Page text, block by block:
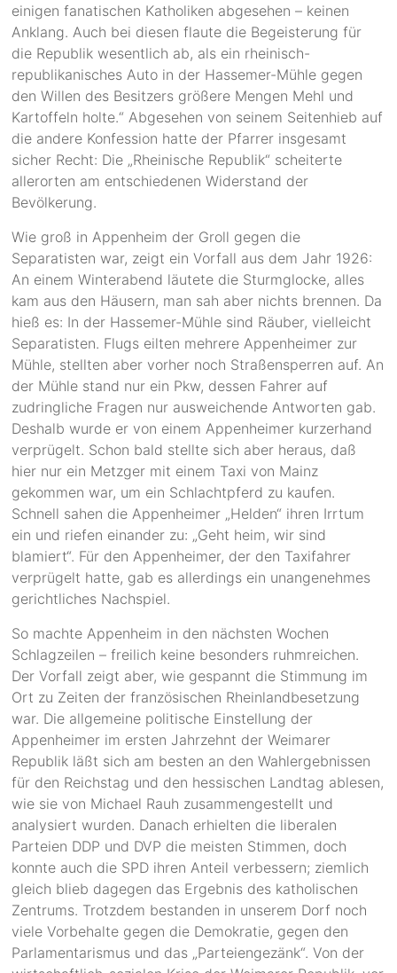
einigen fanatischen Katholiken abgesehen – keinen
Anklang. Auch bei diesen flaute die Begeisterung für
die Republik wesentlich ab, als ein rheinisch-
republikanisches Auto in der Hassemer-Mühle gegen
den Willen des Besitzers größere Mengen Mehl und
Kartoffeln holte.“ Abgesehen von seinem Seitenhieb auf
die andere Konfession hatte der Pfarrer insgesamt
sicher Recht: Die „Rheinische Republik“ scheiterte
allerorten am entschiedenen Widerstand der
Bevölkerung.
Wie groß in Appenheim der Groll gegen die
Separatisten war, zeigt ein Vorfall aus dem Jahr 1926:
An einem Winterabend läutete die Sturmglocke, alles
kam aus den Häusern, man sah aber nichts brennen. Da
hieß es: In der Hassemer-Mühle sind Räuber, vielleicht
Separatisten. Flugs eilten mehrere Appenheimer zur
Mühle, stellten aber vorher noch Straßensperren auf. An
der Mühle stand nur ein Pkw, dessen Fahrer auf
zudringliche Fragen nur ausweichende Antworten gab.
Deshalb wurde er von einem Appenheimer kurzerhand
verprügelt. Schon bald stellte sich aber heraus, daß
hier nur ein Metzger mit einem Taxi von Mainz
gekommen war, um ein Schlachtpferd zu kaufen.
Schnell sahen die Appenheimer „Helden“ ihren Irrtum
ein und riefen einander zu: „Geht heim, wir sind
blamiert“. Für den Appenheimer, der den Taxifahrer
verprügelt hatte, gab es allerdings ein unangenehmes
gerichtliches Nachspiel.
So machte Appenheim in den nächsten Wochen
Schlagzeilen – freilich keine besonders ruhmreichen.
Der Vorfall zeigt aber, wie gespannt die Stimmung im
Ort zu Zeiten der französischen Rheinlandbesetzung
war. Die allgemeine politische Einstellung der
Appenheimer im ersten Jahrzehnt der Weimarer
Republik läßt sich am besten an den Wahlergebnissen
für den Reichstag und den hessischen Landtag ablesen,
wie sie von Michael Rauh zusammengestellt und
analysiert wurden. Danach erhielten die liberalen
Parteien DDP und DVP die meisten Stimmen, doch
konnte auch die SPD ihren Anteil verbessern; ziemlich
gleich blieb dagegen das Ergebnis des katholischen
Zentrums. Trotzdem bestanden in unserem Dorf noch
viele Vorbehalte gegen die Demokratie, gegen den
Parlamentarismus und das „Parteiengezänk“. Von der